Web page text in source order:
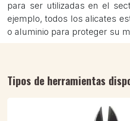
para ser utilizadas en el
ejemplo, todos los alicates
o aluminio para proteger su
Tipos de herramientas